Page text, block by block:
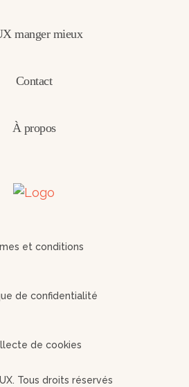
manger mieux
Contact
À propos
et conditions
de confidentialité
de cookies
Tous droits réservés